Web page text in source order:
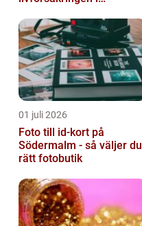
01 juli 2026
Foto till id-kort på
Södermalm - så väljer du
rätt fotobutik